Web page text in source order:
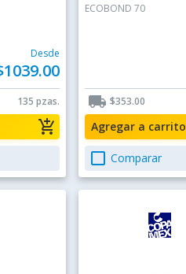
Desde
135 pzas.
add_shopping_cart
ECOBOND 70
local_shipping $353.00
Agregar a carrito
check_box_outline_blank Comparar